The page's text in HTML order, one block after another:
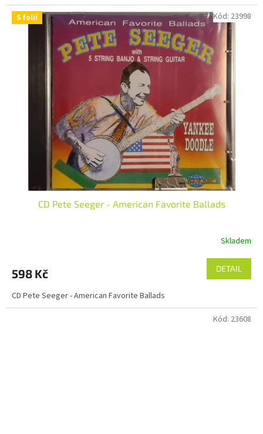
S folií
CD Pete Seeger - American Favorite Ballads
Skladem
598 Kč DETAIL
CD Pete Seeger - American Favorite Ballads
Kód: 23998
Kód: 23608